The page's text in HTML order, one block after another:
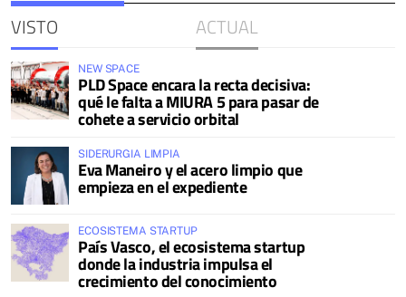
VISTO ACTUAL
NEW SPACE
PLD Space encara la recta decisiva:
qué le falta a MIURA 5 para pasar de
cohete a servicio orbital
SIDERURGIA LIMPIA
Eva Maneiro y el acero limpio que
empieza en el expediente
ECOSISTEMA STARTUP
País Vasco, el ecosistema startup
donde la industria impulsa el
crecimiento del conocimiento